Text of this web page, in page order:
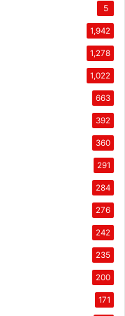
5
1,942
1,278
1,022
663
392
360
291
284
276
242
235
200
171